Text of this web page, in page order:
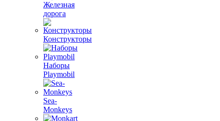
Железная
дорога
Конструкторы
Наборы
Playmobil
Sea-
Monkeys